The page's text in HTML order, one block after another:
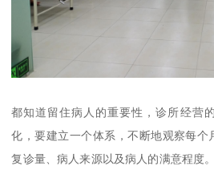
都知道留住病人的重要性，诊所经营
化，要建立一个体系，不断地观察每个
复诊量、病人来源以及病人的满意程度